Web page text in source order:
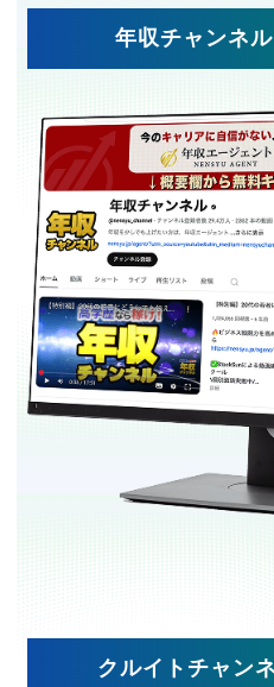
年収チャンネ
クルイトチャン